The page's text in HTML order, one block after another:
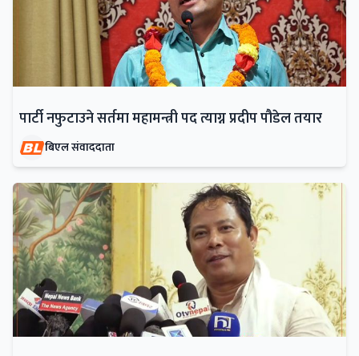
पार्टी नफुटाउने सर्तमा महामन्त्री पद त्याग्न प्रदीप पौडेल तयार
बिएल संवाददाता